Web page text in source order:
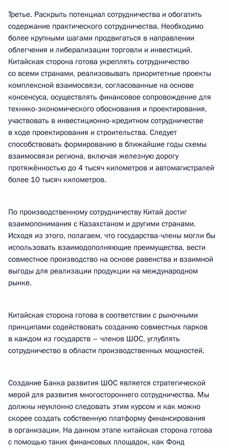
Третье. Раскрыть потенциал сотрудничества и обогатить
содержание практического сотрудничества. Необходимо
более крупными шагами продвигаться в направлении
облегчения и либерализации торговли и инвестиций.
Китайская сторона готова укреплять сотрудничество
со всеми странами, реализовывать приоритетные проекты
комплексной взаимосвязи, согласованные на основе
консенсуса, осуществлять финансовое сопровождение для
технико-экономического обоснования и проектирования,
участвовать в инвестиционно-кредитном сотрудничестве
в ходе проектирования и строительства. Следует
способствовать формированию в ближайшие годы схемы
взаимосвязи региона, включая железную дорогу
протяжённостью до 4 тысяч километров и автомагистралей
более 10 тысяч километров.
По производственному сотрудничеству Китай достиг
взаимопонимания с Казахстаном и другими странами.
Исходя из этого, полагаем, что государства-члены могли бы
использовать взаимодополняющие преимущества, вести
совместное производство на основе равенства и взаимной
выгоды для реализации продукции на международном
рынке.
Китайская сторона готова в соответствии с рыночными
принципами содействовать созданию совместных парков
в каждом из государств – членов ШОС, углублять
сотрудничество в области производственных мощностей.
Создание Банка развития ШОС является стратегической
мерой для развития многостороннего сотрудничества. Мы
должны неуклонно следовать этим курсом и как можно
скорее создать собственную платформу финансирования
в организации. На данном этапе китайская сторона готова
с помощью таких финансовых площадок, как Фонд